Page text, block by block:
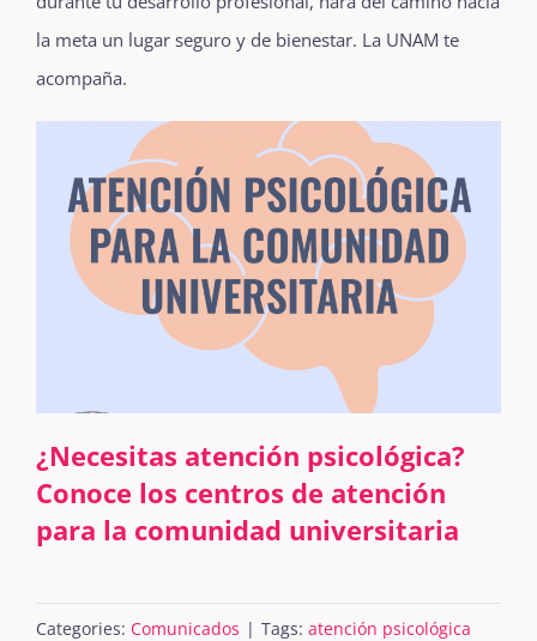
la meta un lugar seguro y de bienestar. La UNAM te
acompaña.
¿Necesitas atención psicológica?
Conoce los centros de atención
para la comunidad universitaria
Categories: Comunicados | Tags: atención psicológica